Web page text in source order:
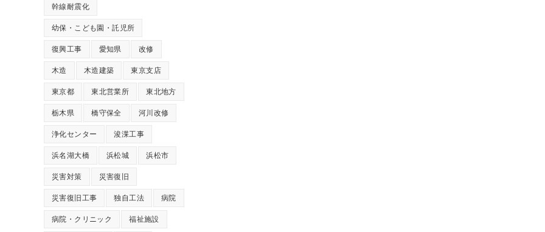
幹線耐震化
幼保・こども園・託児所
復興工事 愛知県 改修
木造 木造建築 東京支店
東京都 東北営業所 東北地方
栃木県 橋守保全 河川改修
浄化センター 浚渫工事
浜名湖大橋 浜松城 浜松市
災害対策 災害復旧
災害復旧工事 独自工法 病院
病院・クリニック 福祉施設